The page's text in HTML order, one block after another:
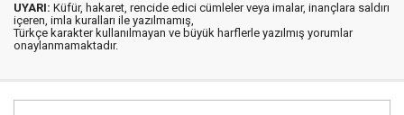
UYARI: Küfür, hakaret, rencide edici cümleler veya imalar, inançlara saldırı
içeren, imla kuralları ile yazılmamış,
Türkçe karakter kullanılmayan ve büyük harflerle yazılmış yorumlar
onaylanmamaktadır.